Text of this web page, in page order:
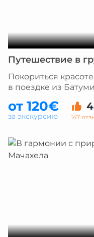
Путешествие в
Покориться
в поездке из Батуми
от 120€
147
за экскурсию